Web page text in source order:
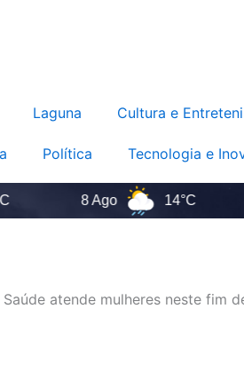
Laguna Cultura e
Política Tecnologia e
14°C
atende mulheres neste fim